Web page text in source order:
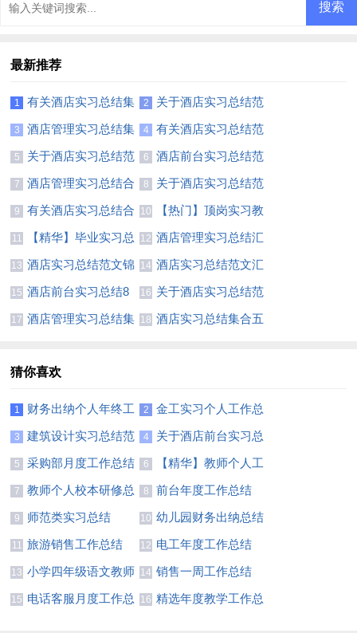
最新推荐
1
有关酒店实习总结集
锦八篇
2
关于酒店实习总结范
文8篇
3
酒店管理实习总结集
合5篇
4
有关酒店实习总结范
文汇总八篇
5
关于酒店实习总结范
文汇总八篇
6
酒店前台实习总结范
文汇编6篇
7
酒店管理实习总结合
集5篇
8
关于酒店实习总结范
文集合十篇
9
有关酒店实习总结合
集6篇
10
【热门】顶岗实习教
师总结模板合集六篇
11
【精华】毕业实习总
结锦集七篇
12 酒店管理实习总结汇
编九篇
13 酒店实习总结范文锦
集六篇
14 酒店实习总结范文汇
编9篇
15 酒店前台实习总结8
篇
16 关于酒店实习总结范
文十篇
17 酒店管理实习总结集 18 酒店实习总结集合五
猜你喜欢
1
财务出纳个人年终工
作总结
2
金工实习个人工作总
结
3
建筑设计实习总结范
文
4
关于酒店前台实习总
结汇总九篇
5
采购部月度工作总结
5篇
6
【精华】教师个人工
作总结模板汇编九篇
7
教师个人校本研修总
结（精选6篇）
8
前台年度工作总结
(精选15篇)
9 师范类实习总结 10 幼儿园财务出纳总结
11 旅游销售工作总结 12 电工年度工作总结
13 小学四年级语文教师
个人工作总结
14 销售一周工作总结
(合集15篇)
15 电话客服月度工作总
16 精选年度教学工作总